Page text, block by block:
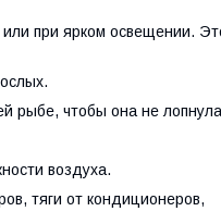
при ярком освещении.
рыбе, чтобы она не
воздуха.
тяги от кондиционеров,